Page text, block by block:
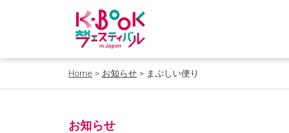
Home > お知らせ > まぶしい便り
お知らせ